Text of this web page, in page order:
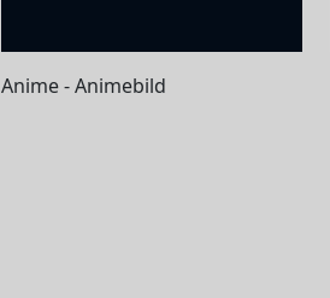
Anime - Animebild